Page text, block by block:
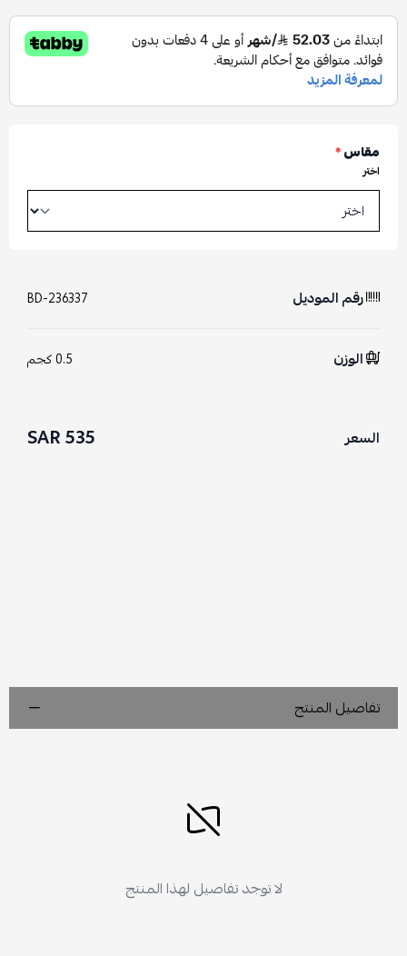
مقاس*
اختر
رقم الموديل BD-236337
الوزن 0.5 كجم
السعر 535 SAR
تفاصيل المنتج
لا توجد تفاصيل لهذا المنتج